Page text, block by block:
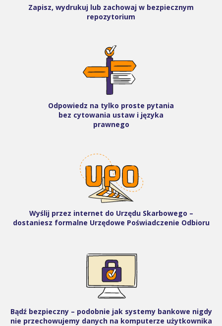
Zapisz, wydrukuj lub zachowaj w bezpiecznym
repozytorium
Odpowiedz na tylko proste pytania
bez cytowania ustaw i języka
prawnego
Wyślij przez internet do Urzędu Skarbowego –
dostaniesz formalne Urzędowe Poświadczenie Odbioru
Bądź bezpieczny – podobnie jak systemy bankowe nigdy
nie przechowujemy danych na komputerze użytkownika